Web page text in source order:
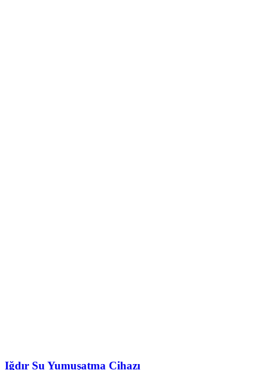
Iğdır Su Yumuşatma Cihazı